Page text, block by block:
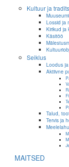
Kultuur ja
Lossid ja
Kirikud ja
Käsitöö
Seiklus
Loodus
Aktiivne
Talud,
Tervis ja
MAITSED